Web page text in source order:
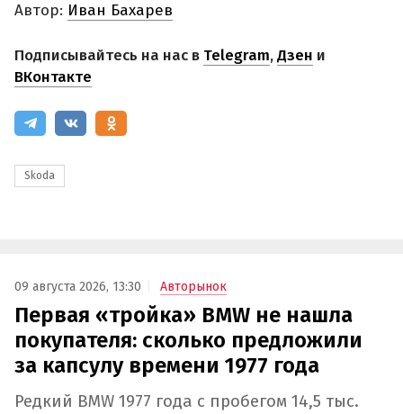
Автор: Иван Бахарев
Подписывайтесь на нас в Telegram,Дзен и
ВКонтакте
Skoda
09 августа 2026, 13:30 Авторынок
Первая «тройка» BMW не нашла
покупателя: сколько предложили
за капсулу времени 1977 года
Редкий BMW 1977 года с пробегом 14,5 тыс.